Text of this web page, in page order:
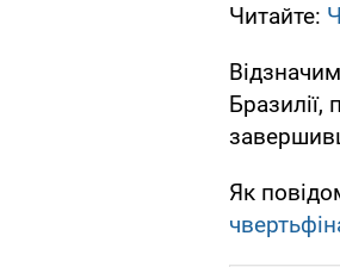
Читайте:
Як